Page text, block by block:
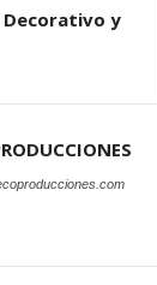
Decorativo y